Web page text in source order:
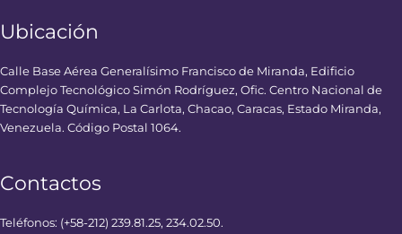
Ubicación
Calle Base Aérea Generalísimo Francisco de Miranda, Edificio
Complejo Tecnológico Simón Rodríguez, Ofic. Centro Nacional de
Tecnología Química, La Carlota, Chacao, Caracas, Estado Miranda,
Venezuela. Código Postal 1064.
Contactos
Teléfonos: (+58-212) 239.81.25, 234.02.50.